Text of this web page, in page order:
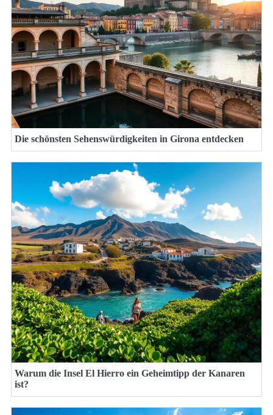
Die schönsten Sehenswürdigkeiten in Girona entdecken
Warum die Insel El Hierro ein Geheimtipp der Kanaren
ist?